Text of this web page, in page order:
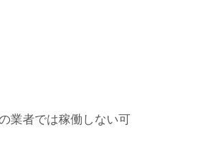
業者では稼働しない可